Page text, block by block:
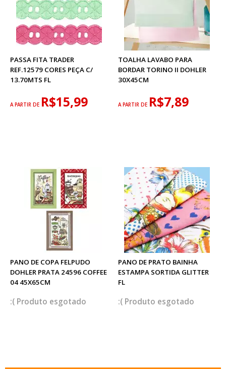
PASSA FITA TRADER
REF.12579 CORES PEÇA C/
13.70MTS FL
A PARTIR DE R$15,99
TOALHA LAVABO PARA
BORDAR TORINO II DOHLER
30X45CM
A PARTIR DE R$7,89
PANO DE COPA FELPUDO
DOHLER PRATA 24596 COFFEE
04 45X65CM
esgotado
PANO DE PRATO BAINHA
ESTAMPA SORTIDA GLITTER
FL
esgotado